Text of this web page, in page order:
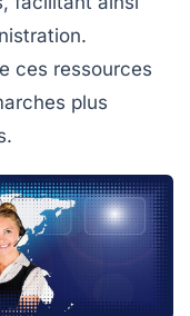
ces ressources
plus